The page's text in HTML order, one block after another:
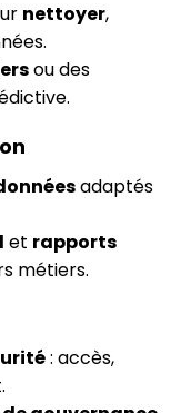
nettoyer,
ou des
adaptés
et rapports
métiers.
: accès,